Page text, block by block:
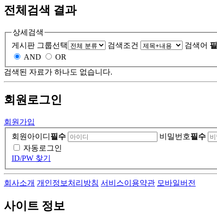
전체검색 결과
상세검색
게시판 그룹선택
검색조건 검색어
AND
OR
검색된 자료가 하나도 없습니다.
회원로그인
회원가입
회원아이디 필수 비밀번호필수
자동로그인
ID/PW 찾기
회사소개 개인정보처리방침 서비스이용약관 모바일버전
사이트 정보